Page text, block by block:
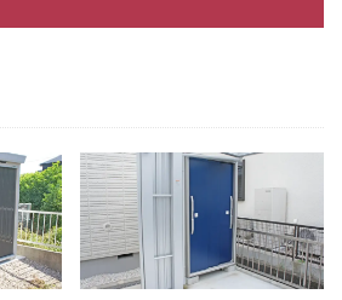
四国化成 FDフェンス
ライン
四国化成 ファンデッキHG
ート
四国化成 マイポートneo
トNext
トOrigin
四国化成 マイポートⅤ
クフェンス
ルド
LIXIL アーキフラン
LIXIL アクシィ2型
ェンス
トサイン
フェンス